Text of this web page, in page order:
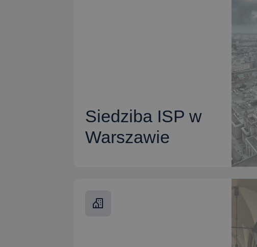
Siedziba ISP w
Warszawie